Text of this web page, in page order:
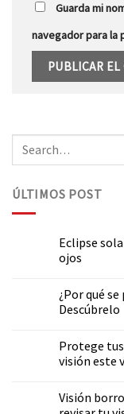
Guarda mi
navegador para la
ÚLTIMOS POST
Eclipse
ojos
¿Por qué
Descúbrelo
Protege
visión este
Visión